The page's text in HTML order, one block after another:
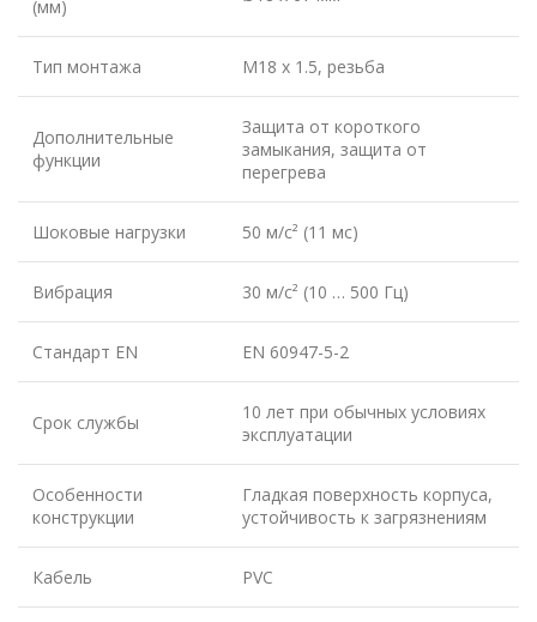
(мм)
Тип монтажа М18 x 1.5, резьба
Дополнительные
функции
Защита от короткого
замыкания, защита от
перегрева
Шоковые нагрузки 50 м/с² (11 мс)
Вибрация 30 м/с² (10 … 500 Гц)
Стандарт EN EN 60947-5-2
Срок службы
10 лет при обычных условиях
эксплуатации
Особенности
конструкции
Гладкая поверхность корпуса,
устойчивость к загрязнениям
Кабель PVC